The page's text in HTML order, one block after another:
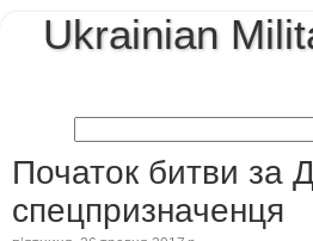
Ukrainian
Початок битви за
спецпризначенця